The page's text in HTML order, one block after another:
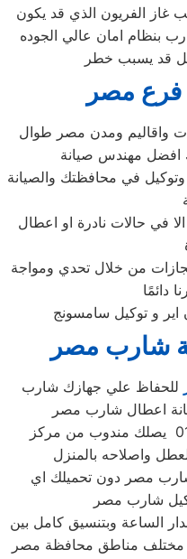
غاز الفريون الذي قد يكون
بنظام امان عالي الجوده
قد يسبب خطر
مصر
واقاليم ومدن مصر طوال
افضل مهندس صيانة
في محافظتك والصيانة
في حالات نادرة او اعطال
من خلال تحدي ومواجة
اير و توكيل سامسونج
شارب مصر
للحفاظ علي جهازك شارب
اعطال شارب مصر
واصلاحه بالمنزل
مصر دون تحميلك اي
شارب مصر
الساعة وبتنسيق كامل بين
مناطق محافظة مصر